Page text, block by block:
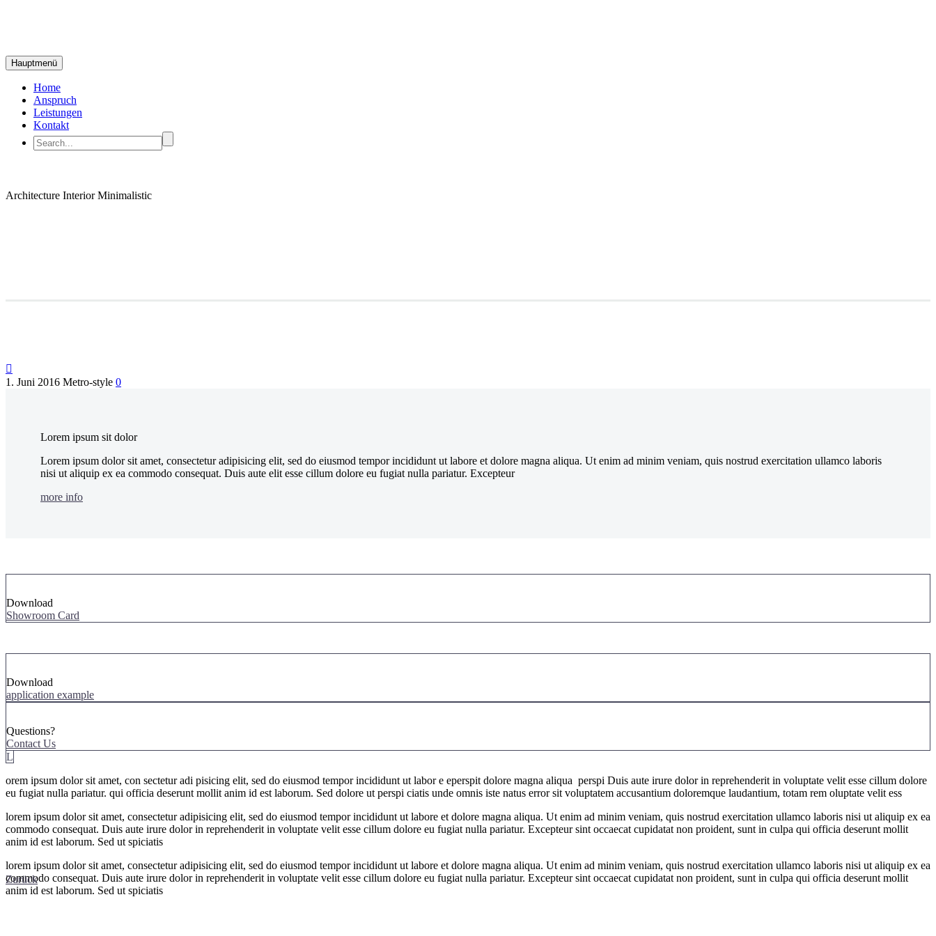
Hauptmenü
Home
Anspruch
Leistungen
Kontakt
Architecture Interior Minimalistic

1. Juni 2016 Metro-style 0
Lorem ipsum sit dolor
Lorem ipsum dolor sit amet, consectetur adipisicing elit, sed do eiusmod tempor incididunt ut labore et dolore magna aliqua. Ut enim ad minim veniam, quis nostrud exercitation ullamco laboris
nisi ut aliquip ex ea commodo consequat. Duis aute elit esse cillum dolore eu fugiat nulla pariatur. Excepteur
more info
Download
Showroom Card
Download
application example
Questions?
Contact Us
L
orem ipsum dolor sit amet, con sectetur adi pisicing elit, sed do eiusmod tempor incididunt ut labor e eperspit dolore magna aliqua perspi Duis aute irure dolor in reprehenderit in voluptate velit esse cillum dolore
eu fugiat nulla pariatur. qui officia deserunt mollit anim id est laborum. Sed dolore ut perspi ciatis unde omnis iste natus error sit voluptatem accusantium doloremque laudantium, totam rem oluptate velit ess
lorem ipsum dolor sit amet, consectetur adipisicing elit, sed do eiusmod tempor incididunt ut labore et dolore magna aliqua. Ut enim ad minim veniam, quis nostrud exercitation ullamco laboris nisi ut aliquip ex ea
commodo consequat. Duis aute irure dolor in reprehenderit in voluptate velit esse cillum dolore eu fugiat nulla pariatur. Excepteur sint occaecat cupidatat non proident, sunt in culpa qui officia deserunt mollit
anim id est laborum. Sed ut spiciatis
lorem ipsum dolor sit amet, consectetur adipisicing elit, sed do eiusmod tempor incididunt ut labore et dolore magna aliqua. Ut enim ad minim veniam, quis nostrud exercitation ullamco laboris nisi ut aliquip ex ea
commodo consequat. Duis aute irure dolor in reprehenderit in voluptate velit esse cillum dolore eu fugiat nulla pariatur. Excepteur sint occaecat cupidatat non proident, sunt in culpa qui officia deserunt mollit
anim id est laborum. Sed ut spiciatis
Zurück